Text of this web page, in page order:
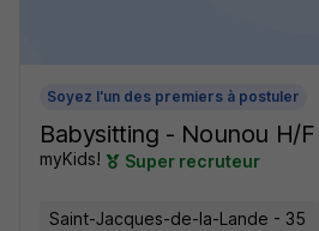
Soyez l'un des premiers à postuler
Babysitting - Nounou H/F
myKids! Super recruteur
Saint-Jacques-de-la-Lande - 35